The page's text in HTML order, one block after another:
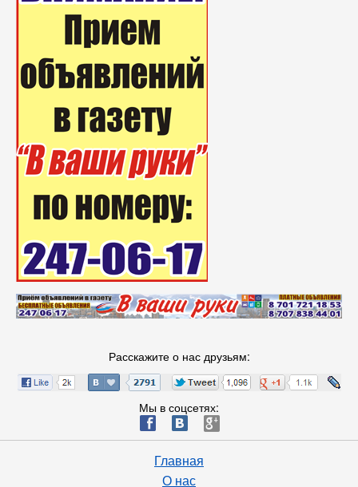
Расскажите о нас друзьям:
Мы в соцсетях:
ä æ è
Главная
О нас